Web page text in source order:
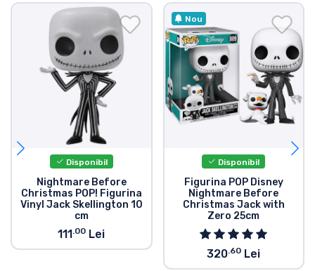
Disponibil
Nightmare Before
Christmas POP! Figurina
Vinyl Jack Skellington 10
cm
111.00 Lei
Nou
Disponibil
Figurina POP Disney
Nightmare Before
Christmas Jack with
Zero 25cm
320.60 Lei